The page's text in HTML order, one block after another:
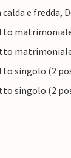
calda e fredda,
singolo (2
singolo (2